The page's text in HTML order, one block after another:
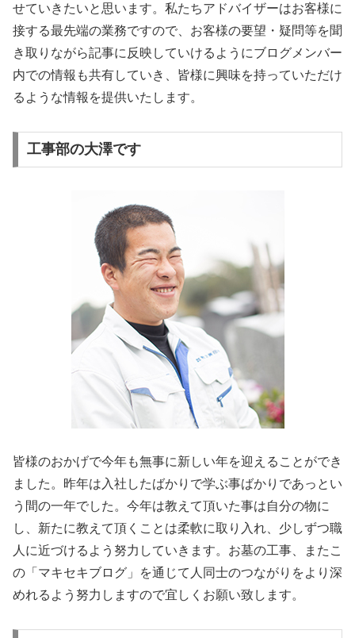
せていきたいと思います。私たちアドバイザーはお客様に
接する最先端の業務ですので、お客様の要望・疑問等を聞
き取りながら記事に反映していけるようにブログメンバー
内での情報も共有していき、皆様に興味を持っていただけ
るような情報を提供いたします。
工事部の大澤です
皆様のおかげで今年も無事に新しい年を迎えることができ
ました。昨年は入社したばかりで学ぶ事ばかりであっとい
う間の一年でした。今年は教えて頂いた事は自分の物に
し、新たに教えて頂くことは柔軟に取り入れ、少しずつ職
人に近づけるよう努力していきます。お墓の工事、またこ
の「マキセキブログ」を通じて人同士のつながりをより深
めれるよう努力しますので宜しくお願い致します。